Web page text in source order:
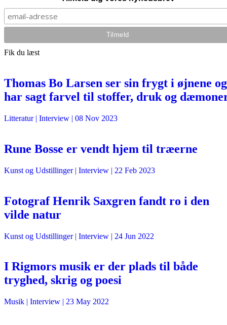
Fik du læst
Thomas Bo Larsen ser sin frygt i øjnene og
har sagt farvel til stoffer, druk og
Litteratur| Interview | 08 Nov 2023
Rune Bosse er vendt hjem til træerne
Kunst og Udstillinger| Interview | 22 Feb 2023
Fotograf Henrik Saxgren fandt ro i den
vilde natur
Kunst og Udstillinger| Interview | 24 Jun 2022
I Rigmors musik er der plads til både
tryghed, skrig og poesi
Musik | Interview | 23 May 2022